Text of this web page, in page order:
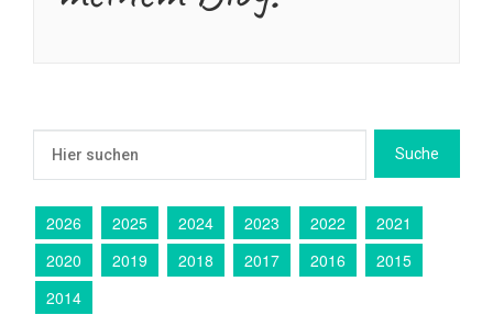
2026 2025 2024 2023 2022
2021
2020
2019 2018 2017 2016
2015
2014